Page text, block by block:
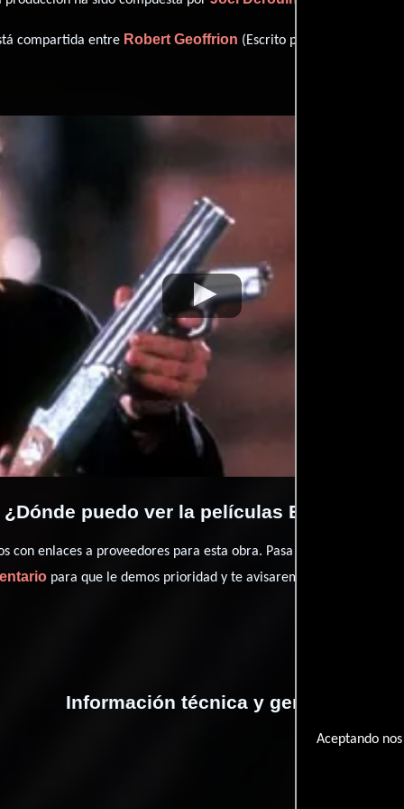
Aceptando
compartida entre Robert Geoffrion (Escrito por),
¿Dónde puedo ver la películas El ganador?
con enlaces a proveedores para esta obra. Pasa por nuestro
para que le demos prioridad y te avisaremos cuando se
Información técnica y general